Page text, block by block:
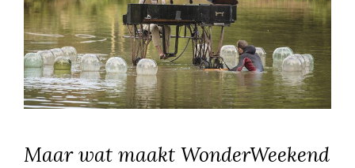
Maar wat maakt WonderWeekend